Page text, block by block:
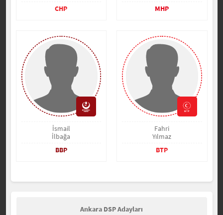
CHP
MHP
İsmail
İlbağa
BBP
Fahri
Yılmaz
BTP
Ankara DSP Adayları